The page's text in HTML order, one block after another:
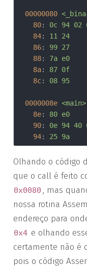
00000080
80
84
86
88
8a
8c
0000008e
8e
90
94
Olhando o código
que o call é feito
0x0080 , mas
nossa rotina
endereço para
0x4 e olhando
certamente não é
pois o código